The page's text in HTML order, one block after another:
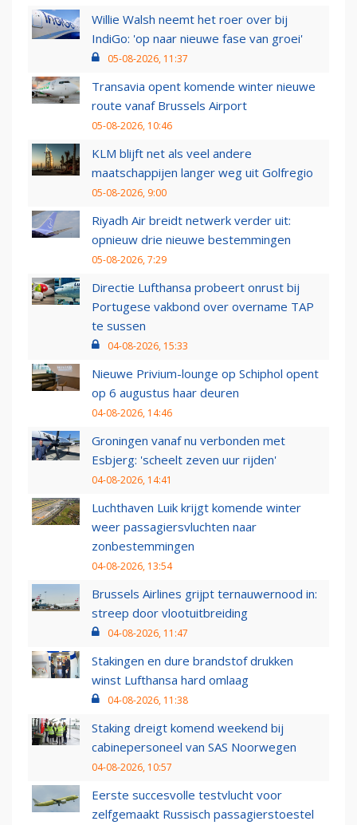
Willie Walsh neemt het roer over bij
IndiGo: 'op naar nieuwe fase van groei'
05-08-2026, 11:37
Transavia opent komende winter nieuwe
route vanaf Brussels Airport
05-08-2026, 10:46
KLM blijft net als veel andere
maatschappijen langer weg uit Golfregio
05-08-2026, 9:00
Riyadh Air breidt netwerk verder uit:
opnieuw drie nieuwe bestemmingen
05-08-2026, 7:29
Directie Lufthansa probeert onrust bij
Portugese vakbond over overname TAP
te sussen
04-08-2026, 15:33
Nieuwe Privium-lounge op Schiphol opent
op 6 augustus haar deuren
04-08-2026, 14:46
Groningen vanaf nu verbonden met
Esbjerg: 'scheelt zeven uur rijden'
04-08-2026, 14:41
Luchthaven Luik krijgt komende winter
weer passagiersvluchten naar
zonbestemmingen
04-08-2026, 13:54
Brussels Airlines grijpt ternauwernood in:
streep door vlootuitbreiding
04-08-2026, 11:47
Stakingen en dure brandstof drukken
winst Lufthansa hard omlaag
04-08-2026, 11:38
Staking dreigt komend weekend bij
cabinepersoneel van SAS Noorwegen
04-08-2026, 10:57
Eerste succesvolle testvlucht voor
zelfgemaakt Russisch passagierstoestel